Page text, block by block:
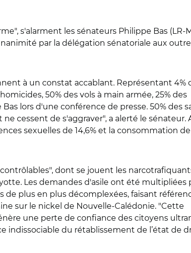
s'alarment les sénateurs Philippe Bas (LR-
par la délégation sénatoriale aux
à un constat accablant. Représentant 4%
50% des vols à main armée, 25% des
lors d'une conférence de presse. 50% des
cessent de s'aggraver", a alerté le sénateur.
sexuelles de 14,6% et la consommation de
dont se jouent les
Les demandes d'asile ont été multipliées
plus en plus décomplexées, faisant
sur le nickel de Nouvelle-Calédonie. "Cette
une perte de confiance des citoyens
indissociable du rétablissement de l’état de